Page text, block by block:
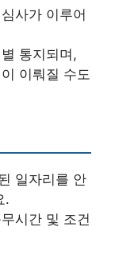
사가 이루어
통지되며,
이뤄질 수도
일자리를 안
.
시간 및 조건